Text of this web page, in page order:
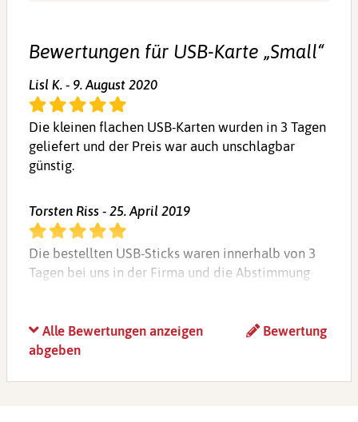
Bewertungen für USB-Karte „Small“
Lisl K. - 9. August 2020
Die kleinen flachen USB-Karten wurden in 3 Tagen
geliefert und der Preis war auch unschlagbar
günstig.
Torsten Riss - 25. April 2019
Die bestellten USB-Sticks waren innerhalb von 3
Tagen bei uns in der Firma und die Abstimmung
sehen.
Alle Bewertungen anzeigen
Bewertung
abgeben